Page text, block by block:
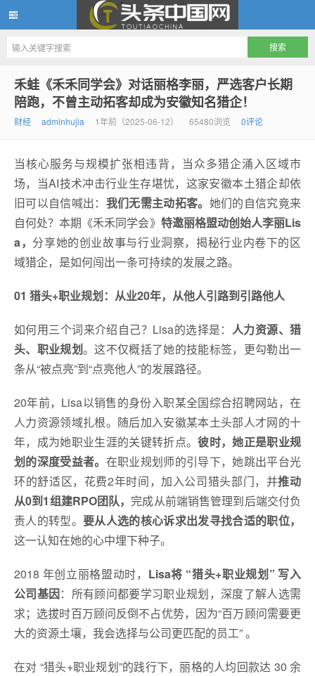
头条中国网
禾蛙《禾禾同学会》对话丽格李丽，严选客户长期
陪跑，不曾主动拓客却成为安徽知名猎企！
财经 adminhujia 1年前（2025-06-12） 65480浏览 0评论
当核心服务与规模扩张相违背，当众多猎企涌入区域市
场，当AI技术冲击行业生存堪忧，这家安徽本土猎企却依
旧可以自信喊出： 我们无需主动拓客。 她们的自信究竟来
自何处？本期《禾禾同学会》 特邀丽格盟动创始人李丽Lis
a， 分享她的创业故事与行业洞察，揭秘行业内卷下的区
域猎企，是如何闯出一条可持续的发展之路。
01 猎头+职业规划： 从业20年，从他人引路到引路他人
如何用三个词来介绍自己？Lisa的选择是： 人力资源、猎
头、职业规划。这不仅概括了她的技能标签，更勾勒出一
条从“被点亮”到“点亮他人”的发展路径。
20年前，Lisa以销售的身份入职某全国综合招聘网站，在
人力资源领域扎根。随后加入安徽某本土头部人才网的十
年，成为她职业生涯的关键转折点。彼时，她正是职业规
划的深度受益者。 在职业规划师的引导下，她跳出平台光
环的舒适区，花费2年时间，加入公司猎头部门，并推动
从0到1组建RPO团队， 完成从前端销售管理到后端交付负
责人的转型。 要从人选的核心诉求出发寻找合适的职位，
这一认知在她的心中埋下种子。
2018 年创立丽格盟动时， Lisa将 “猎头+职业规划” 写入
公司基因：所有顾问都要学习职业规划，深度了解人选需
求；选拔时百万顾问反倒不占优势，因为“百万顾问需要更
大的资源土壤，我会选择与公司更匹配的员工” 。
在对 “猎头+职业规划”的践行下，丽格的人均回款达 30 余